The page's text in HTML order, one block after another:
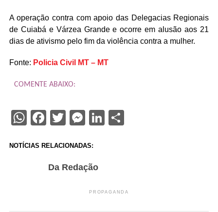
A operação contra com apoio das Delegacias Regionais
de Cuiabá e Várzea Grande e ocorre em alusão aos 21
dias de ativismo pelo fim da violência contra a mulher.
Fonte: Policia Civil MT – MT
COMENTE ABAIXO:
WhatsApp
Facebook
Twitter
Messenger
LinkedIn
Share
NOTÍCIAS RELACIONADAS:
Da Redação
PROPAGANDA